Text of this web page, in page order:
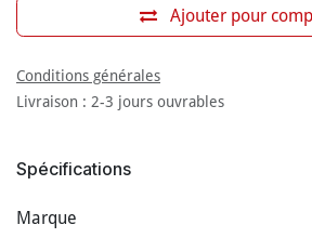
Ajouter pour
Conditions générales
Livraison : 2-3 jours ouvrables
Spécifications
Marque